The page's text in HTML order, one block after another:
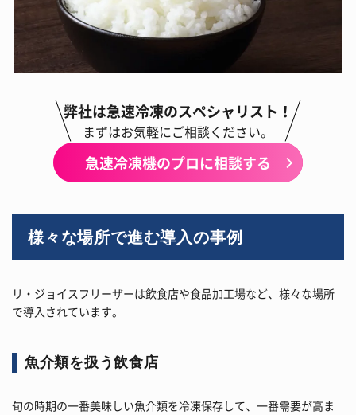
弊社は急速冷凍のスペシャリスト！
まずはお気軽にご相談ください。
急速冷凍機のプロに相談する
様々な場所で進む導入の事例
リ・ジョイスフリーザーは飲食店や食品加工場など、様々な場所
で導入されています。
魚介類を扱う飲食店
旬の時期の一番美味しい魚介類を冷凍保存して、一番需要が高ま